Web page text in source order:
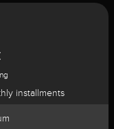
installments